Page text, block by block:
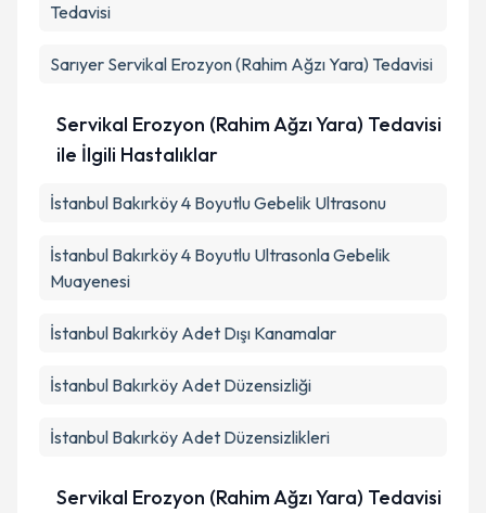
Tedavisi
Sarıyer Servikal Erozyon (Rahim Ağzı Yara) Tedavisi
Servikal Erozyon (Rahim Ağzı Yara) Tedavisi
ile İlgili Hastalıklar
İstanbul Bakırköy 4 Boyutlu Gebelik Ultrasonu
İstanbul Bakırköy 4 Boyutlu Ultrasonla Gebelik
Muayenesi
İstanbul Bakırköy Adet Dışı Kanamalar
İstanbul Bakırköy Adet Düzensizliği
İstanbul Bakırköy Adet Düzensizlikleri
Servikal Erozyon (Rahim Ağzı Yara) Tedavisi